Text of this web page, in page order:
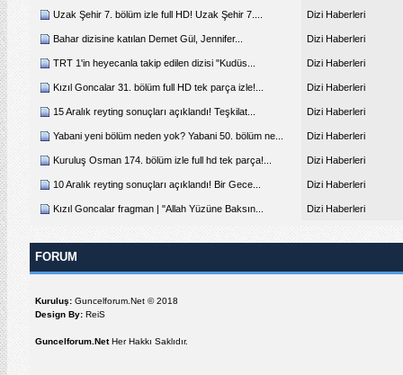
Uzak Şehir 7. bölüm izle full HD! Uzak Şehir 7.... Dizi Haberleri
Bahar dizisine katılan Demet Gül, Jennifer... Dizi Haberleri
TRT 1'in heyecanla takip edilen dizisi "Kudüs... Dizi Haberleri
Kızıl Goncalar 31. bölüm full HD tek parça izle!... Dizi Haberleri
15 Aralık reyting sonuçları açıklandı! Teşkilat... Dizi Haberleri
Yabani yeni bölüm neden yok? Yabani 50. bölüm ne... Dizi Haberleri
Kuruluş Osman 174. bölüm izle full hd tek parça!... Dizi Haberleri
10 Aralık reyting sonuçları açıklandı! Bir Gece... Dizi Haberleri
Kızıl Goncalar fragman | "Allah Yüzüne Baksın... Dizi Haberleri
FORUM
Kuruluş: Guncelforum.Net © 2018
Design By: ReiS
Guncelforum.NetHer Hakkı Saklıdır.